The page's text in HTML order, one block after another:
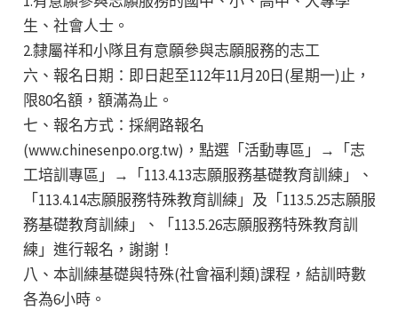
生、社會人士。
2.隸屬祥和小隊且有意願參與志願服務的志工
六、報名日期：即日起至112年11月20日(星期一)止，
限80名額，額滿為止。
七、報名方式：採網路報名
(www.chinesenpo.org.tw)，點選「活動專區」→「志
工培訓專區」→「113.4.13志願服務基礎教育訓練」、
「113.4.14志願服務特殊教育訓練」及「113.5.25志願服
務基礎教育訓練」、「113.5.26志願服務特殊教育訓
練」進行報名，謝謝！
八、本訓練基礎與特殊(社會福利類)課程，結訓時數
各為6小時。